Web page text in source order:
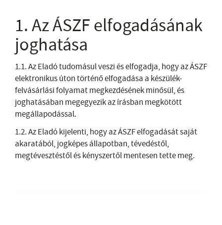
1. Az ÁSZF elfogadásának
joghatása
1.1. Az Eladó tudomásul veszi és elfogadja, hogy az ÁSZF
elektronikus úton történő elfogadása a készülék-
felvásárlási folyamat megkezdésének minősül, és
joghatásában megegyezik az írásban megkötött
megállapodással.
1.2. Az Eladó kijelenti, hogy az ÁSZF elfogadását saját
akaratából, jogképes állapotban, tévedéstől,
megtévesztéstől és kényszertől mentesen tette meg.